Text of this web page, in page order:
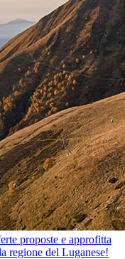
proposte e approfitta
regione del Luganese!